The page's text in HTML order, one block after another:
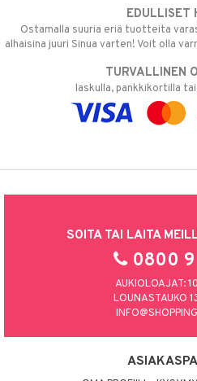
EDULLISET
Ostamalla suuria eriä tuotteita
alhaisina juuri Sinua varten! Voit olla
TURVALLINEN
laskulla, pankkikortilla
SOITA TAI LAITA
0800 9
AUKIOLOAJAT:
LOUNASTAUKO